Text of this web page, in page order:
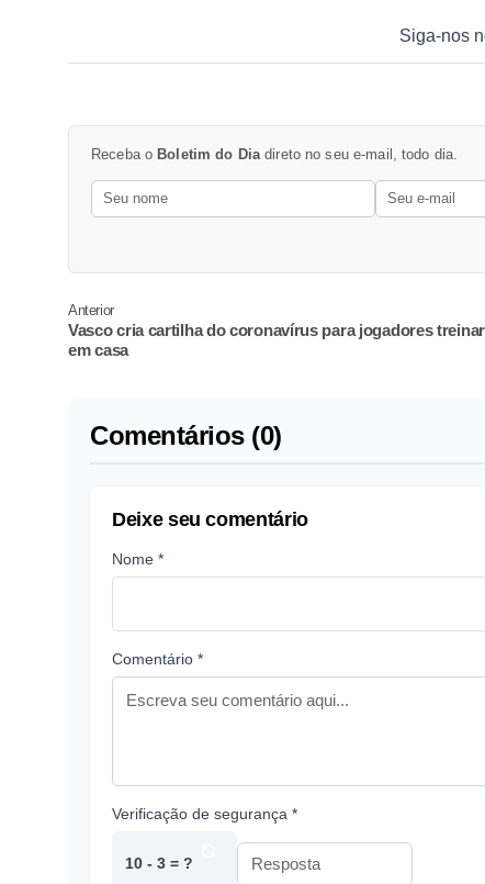
Siga-nos
Receba o Boletim do Dia direto no seu e-mail, todo dia.
Anterior
Vasco cria cartilha do coronavírus para jogadores
em casa
Comentários (0)
Deixe seu comentário
Nome *
Comentário *
Verificação de segurança *
10 - 3 = ?